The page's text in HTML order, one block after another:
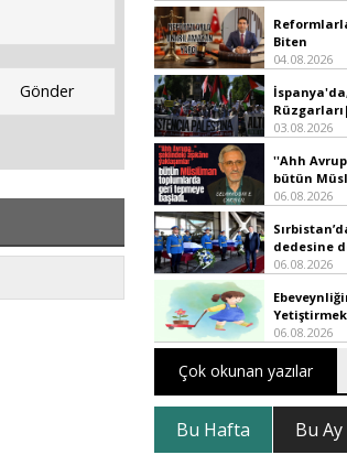
Biten
04.08.2026
03.08.2026
''Ahh
bütün
06.08.2026
dedesine
06.08.2026
06.08.2026
Çok okunan yazılar
Bu Hafta Bu Ay